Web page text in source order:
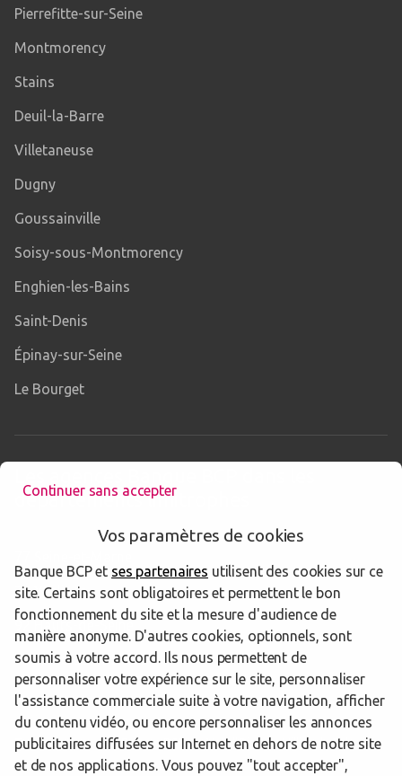
Pierrefitte-sur-Seine
Montmorency
Stains
Deuil-la-Barre
Villetaneuse
Dugny
Goussainville
Soisy-sous-Montmorency
Enghien-les-Bains
Saint-Denis
Épinay-sur-Seine
Le Bourget
départements limitrophes
78 Yvelines
92 Hauts-de-Seine
93 Seine-Saint-Denis
Trouver une agence Banque BCP Val-d'Oise Villiers le Bel
Continuer sans accepter
Vos paramètres de cookies
Banque BCP et ses partenaires utilisent des cookies sur ce
site. Certains sont obligatoires et permettent le bon
fonctionnement du site et la mesure d'audience de
manière anonyme. D'autres cookies, optionnels, sont
soumis à votre accord. Ils nous permettent de
personnaliser votre expérience sur le site, personnaliser
l'assistance commerciale suite à votre navigation, afficher
du contenu vidéo, ou encore personnaliser les annonces
publicitaires diffusées sur Internet en dehors de notre site
et de nos applications. Vous pouvez "tout accepter",